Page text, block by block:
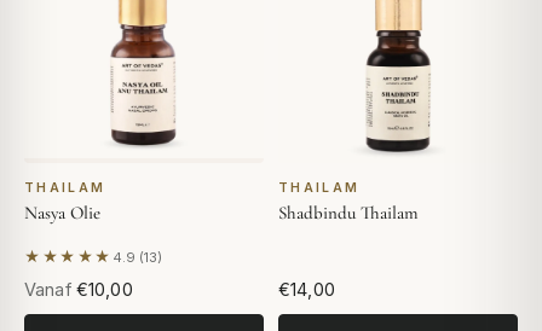
THAILAM
Nasya Olie
★★★★★ 4.9 (13)
Gebaseerd op 13 beoordelingen
Vanaf €10,00
THAILAM
Shadbindu Thailam
€14,00